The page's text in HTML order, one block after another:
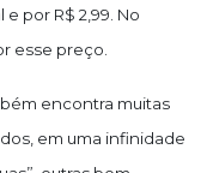
por R$ 2,99. No
esse preço.
encontra muitas
em uma infinidade